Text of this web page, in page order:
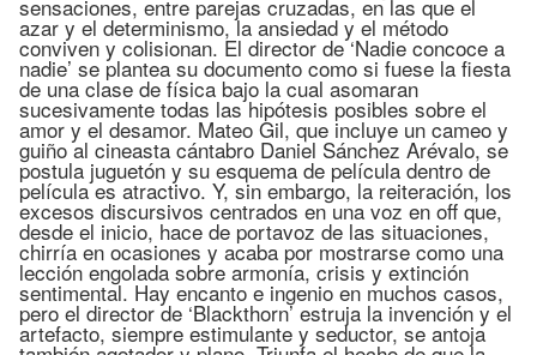
sensaciones, entre parejas cruzadas, en las que el
azar y el determinismo, la ansiedad y el método
conviven y colisionan. El director de ‘Nadie concoce a
nadie’ se plantea su documento como si fuese la fiesta
de una clase de física bajo la cual asomaran
sucesivamente todas las hipótesis posibles sobre el
amor y el desamor. Mateo Gil, que incluye un cameo y
guiño al cineasta cántabro Daniel Sánchez Arévalo, se
postula juguetón y su esquema de película dentro de
película es atractivo. Y, sin embargo, la reiteración, los
excesos discursivos centrados en una voz en off que,
desde el inicio, hace de portavoz de las situaciones,
chirría en ocasiones y acaba por mostrarse como una
lección engolada sobre armonía, crisis y extinción
sentimental. Hay encanto e ingenio en muchos casos,
pero el director de ‘Blackthorn’ estruja la invención y el
artefacto, siempre estimulante y seductor, se antoja